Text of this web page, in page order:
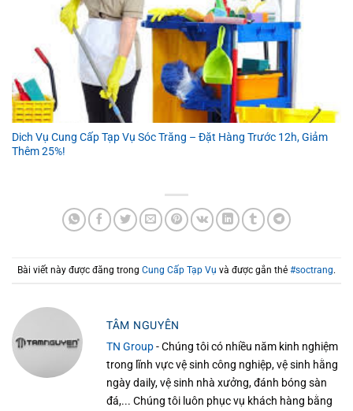
Dich Vụ Cung Cấp Tạp Vụ Sóc Trăng – Đặt Hàng Trước 12h, Giảm
Thêm 25%!
Bài viết này được đăng trong Cung Cấp Tạp Vụ và được gắn thẻ #soctrang.
TÂM NGUYÊN
TN Group- Chúng tôi có nhiều năm kinh nghiệm
trong lĩnh vực vệ sinh công nghiệp, vệ sinh hằng
ngày daily, vệ sinh nhà xưởng, đánh bóng sàn
đá,... Chúng tôi luôn phục vụ khách hàng bằng